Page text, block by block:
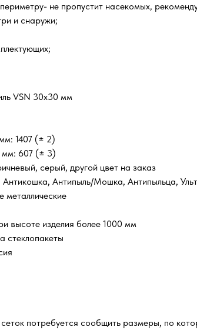
не пропустит насекомых,
и снаружи;
VSN 30х30 мм
1407 (± 2)
мм: 607 (± 3)
серый, другой цвет на заказ
Антипыль/Мошка, Антипыльца,
металлические
высоте изделия более 1000 мм
стеклопакеты
потребуется сообщить размеры, по